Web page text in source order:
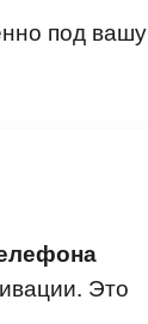
под вашу
Это